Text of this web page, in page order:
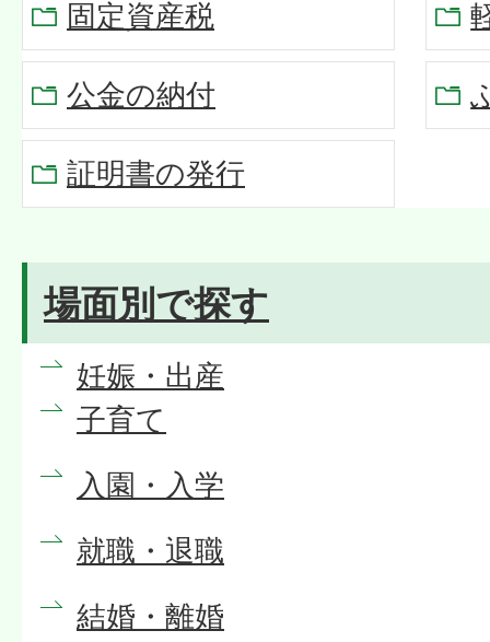
固定資産税
公金の納付
証明書の発行
場面別で探す
妊娠・出産
子育て
入園・入学
就職・退職
結婚・離婚